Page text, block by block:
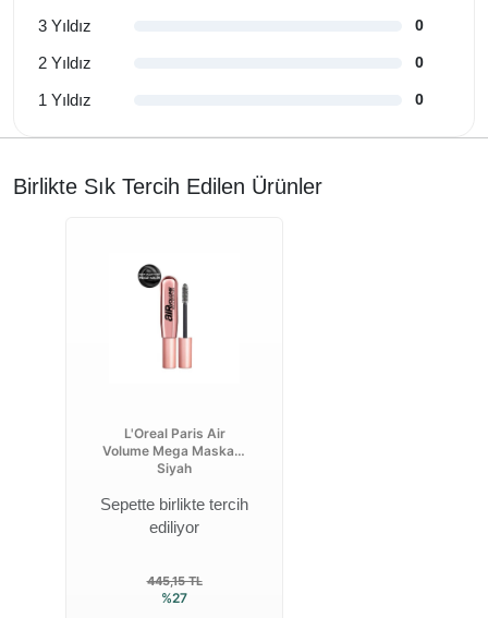
3 Yıldız 0
2 Yıldız 0
1 Yıldız 0
Birlikte Sık Tercih Edilen Ürünler
L'Oreal Paris Air
Volume Mega Maskara
Siyah
Sepette birlikte tercih
ediliyor
445,15 TL
%27